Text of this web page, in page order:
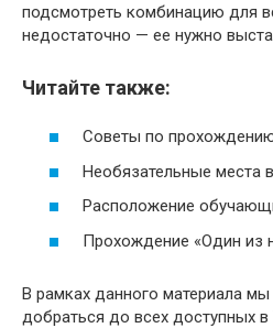
подсмотреть комбинацию для
недостаточно — ее нужно
Читайте также:
Советы по
Необязательные места
Расположение
Прохождение «Один из
В рамках данного материала
добраться до всех доступных